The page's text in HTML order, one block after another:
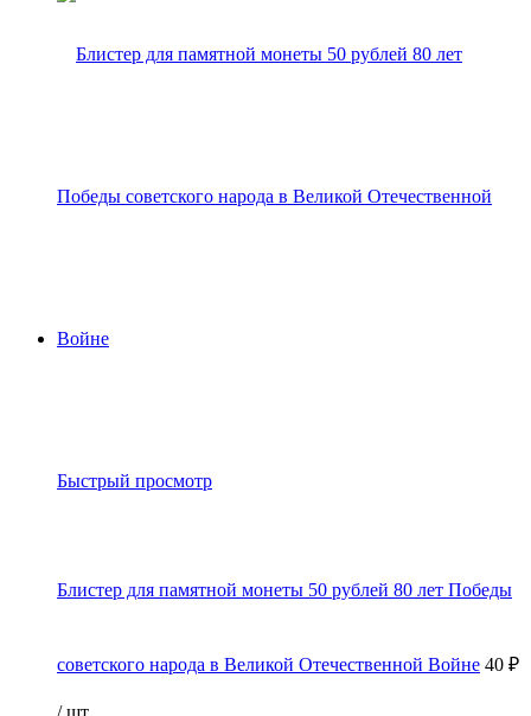
Быстрый просмотр
Блистер для памятной монеты 50 рублей 80 лет Победы
советского народа в Великой Отечественной Войне 40 ₽
/ шт